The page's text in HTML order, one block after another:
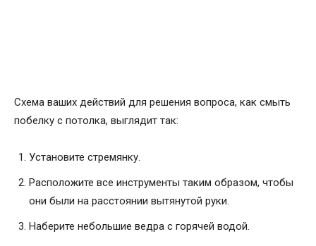
Схема ваших действий для решения вопроса, как смыть
побелку с потолка, выглядит так:
Установите стремянку.
Расположите все инструменты таким образом, чтобы
они были на расстоянии вытянутой руки.
Наберите небольшие ведра с горячей водой.